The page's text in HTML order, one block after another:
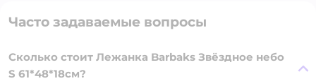
Часто задаваемые вопросы
Сколько стоит Лежанка Barbaks Звёздное небо
S 61*48*18см?